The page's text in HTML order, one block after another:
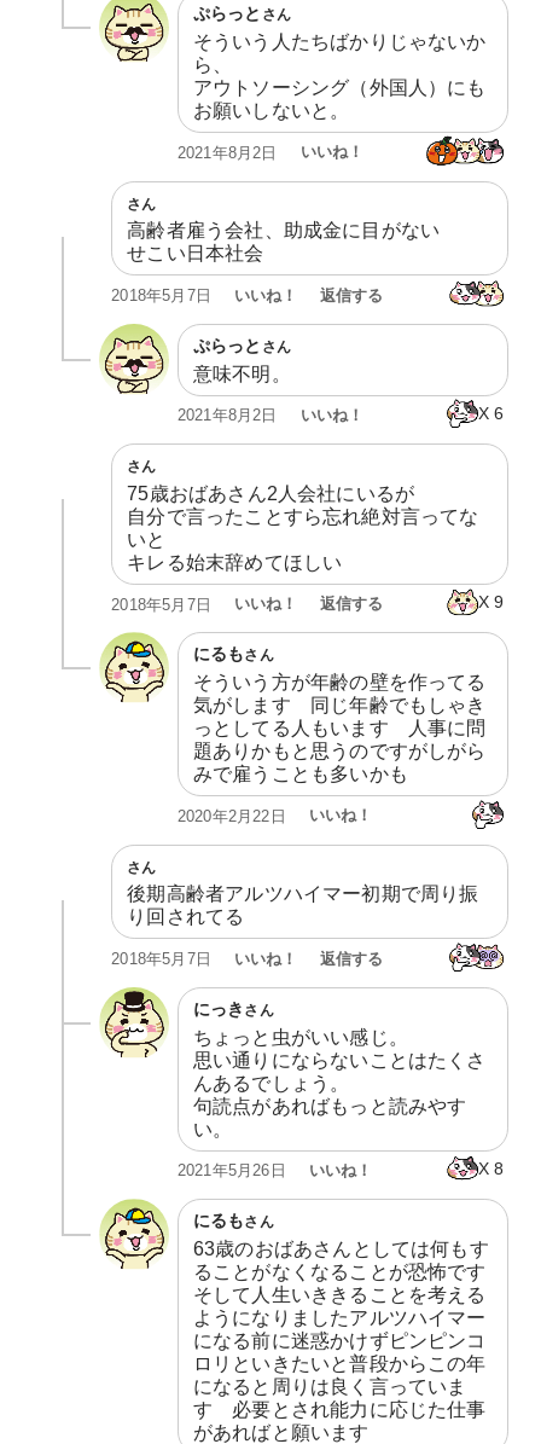
ぷらっと さん
そういう人たちばかりじゃないか
ら、
アウトソーシング（外国人）にも
お願いしないと。
2021年8月2日 いいね！
さん
高齢者雇う会社、助成金に目がない
せこい日本社会
2018年5月7日 いいね！ 返信する
ぷらっと さん
意味不明。
X6
2021年8月2日 いいね！
さん
75歳おばあさん2人会社にいるが
自分で言ったことすら忘れ絶対言ってな
いと
キレる始末辞めてほしい
X9
2018年5月7日 いいね！ 返信する
にるもさん
そういう方が年齢の壁を作ってる
気がします　同じ年齢でもしゃき
っとしてる人もいます　人事に問
題ありかもと思うのですがしがら
みで雇うことも多いかも
2020年2月22日 いいね！
さん
後期高齢者アルツハイマー初期で周り振
り回されてる
2018年5月7日 いいね！ 返信する
にっき さん
ちょっと虫がいい感じ。
思い通りにならないことはたくさ
んあるでしょう。
句読点があればもっと読みやす
い。
X8
2021年5月26日 いいね！
にるもさん
63歳のおばあさんとしては何もす
ることがなくなることが恐怖です
そして人生いききることを考える
ようになりましたアルツハイマー
になる前に迷惑かけずピンピンコ
ロリといきたいと普段からこの年
になると周りは良く言っていま
す　必要とされ能力に応じた仕事
があればと願います